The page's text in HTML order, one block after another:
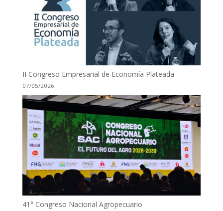
II Congreso Empresarial de Economía Plateada
07/05/2026
41° Congreso Nacional Agropecuario